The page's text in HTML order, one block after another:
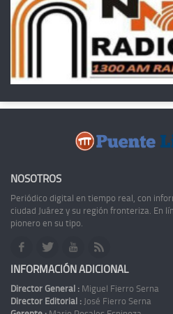
NOSOTROS
Periódico digital en tiempo real, con
ciudad Juárez y su región fronteriza. En
pionero en su tipo.
INFORMACIÓN ADICIONAL
Director General : Miguel Fierro Serna
Director Editorial : José Fierro Serna